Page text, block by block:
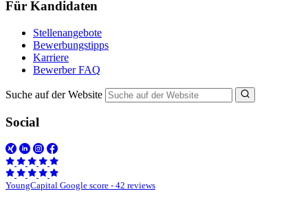
Für Kandidaten
Stellenangebote
Bewerbungstipps
Karriere
Bewerber FAQ
Suche auf der Website
Social
YoungCapital Google score - 42 reviews